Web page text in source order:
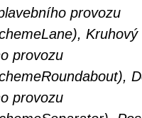
provozu
provozu
provozu